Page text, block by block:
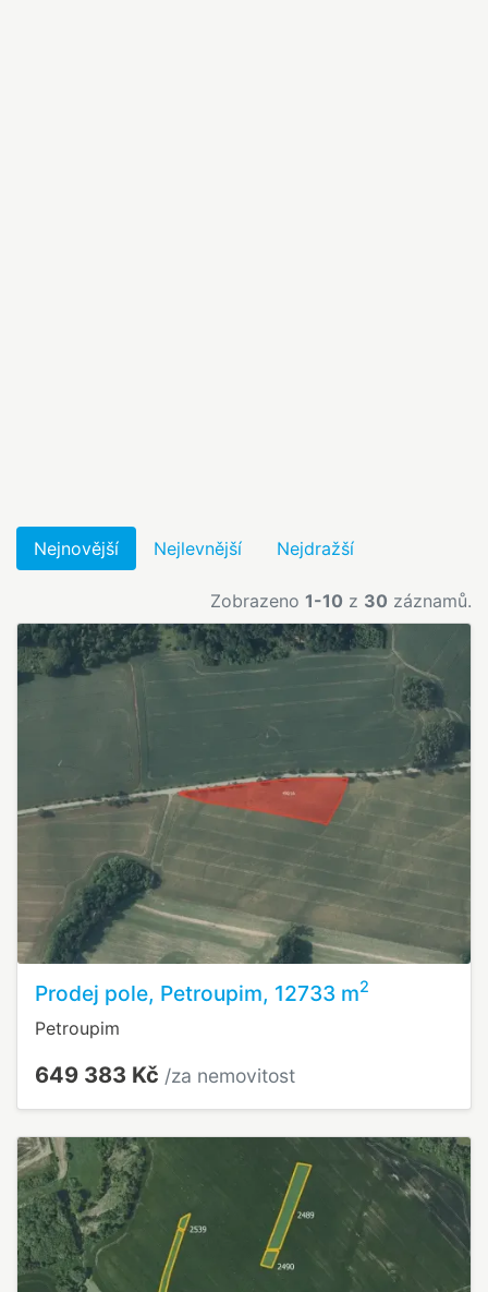
Nejnovější Nejlevnější Nejdražší
Zobrazeno 1-10 z 30 záznamů.
Prodej pole, Petroupim, 12733 m2
Petroupim
649 383 Kč /za nemovitost